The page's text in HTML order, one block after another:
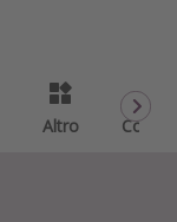
Altro Codici